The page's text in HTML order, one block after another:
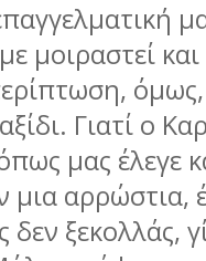
μοιραστεί και
Γιατί ο
μας έλεγε
μια αρρώστια,
δεν ξεκολλάς,